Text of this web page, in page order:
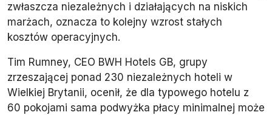
zwłaszcza niezależnych i działających na niskich
marżach, oznacza to kolejny wzrost stałych
kosztów operacyjnych.
Tim Rumney, CEO BWH Hotels GB, grupy
zrzeszającej ponad 230 niezależnych hoteli w
Wielkiej Brytanii, ocenił, że dla typowego hotelu z
60 pokojami sama podwyżka płacy minimalnej może